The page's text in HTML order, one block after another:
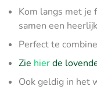
Kom langs met je
samen een
Perfect te
Zie hierde
Ook geldig in het